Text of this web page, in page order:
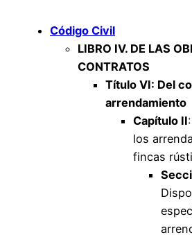
Código Civil
LIBRO IV. DE LAS
CONTRATOS
Título VI: Del
arrendamiento
Capítulo II
los
fincas